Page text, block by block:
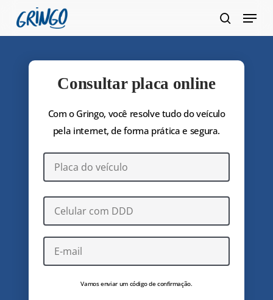
Pular
para
conteúdo
Menu
Consultar placa online
Com o Gringo, você resolve tudo do veículo
pela internet, de forma prática e segura.
Vamos enviar um código de confirmação.